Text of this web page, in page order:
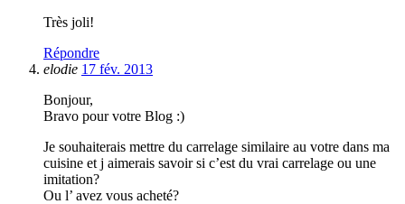
Très joli!
Répondre
elodie 17 fév. 2013
Bonjour,
Bravo pour votre Blog :)
Je souhaiterais mettre du carrelage similaire au votre dans ma
cuisine et j aimerais savoir si c’est du vrai carrelage ou une
imitation?
Ou l’ avez vous acheté?